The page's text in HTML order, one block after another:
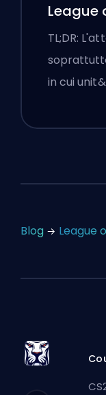
League
TL;DR:
in cui
Blog League